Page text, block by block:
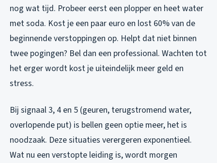
nog wat tijd. Probeer eerst een plopper en heet water
met soda. Kost je een paar euro en lost 60% van de
beginnende verstoppingen op. Helpt dat niet binnen
twee pogingen? Bel dan een professional. Wachten tot
het erger wordt kost je uiteindelijk meer geld en
stress.
Bij signaal 3, 4 en 5 (geuren, terugstromend water,
overlopende put) is bellen geen optie meer, het is
noodzaak. Deze situaties verergeren exponentieel.
Wat nu een verstopte leiding is, wordt morgen